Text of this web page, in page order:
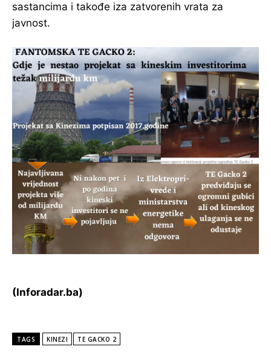
sastancima i takođe iza zatvorenih vrata za
javnost.
(Inforadar.ba)
TAGS KINEZI TE GACKO 2